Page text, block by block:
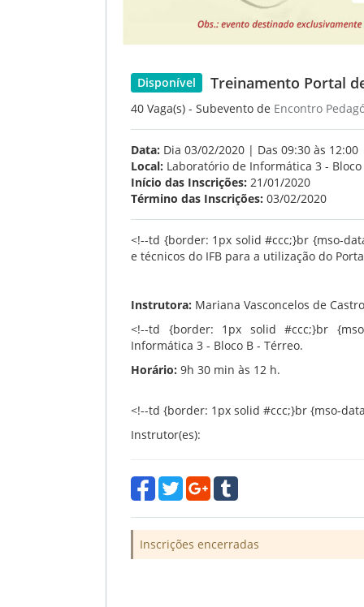
Disponível Treinamento Portal
40 Vaga(s) - Subevento de Encontro
Data: Dia 03/02/2020 | Das 09:30 às 12:00
Local: Laboratório de Informática 3 -
Início das Inscrições: 21/01/2020
Término das Inscrições: 03/02/2020
<!--td {border: 1px solid #ccc;}br {mso-
e técnicos do IFB para a utilização do
Instrutora: Mariana Vasconcelos de Castro
<!--td {border: 1px solid #ccc;}br {mso-
Informática 3 - Bloco B - Térreo.
Horário: 9h 30 min às 12 h.
<!--td {border: 1px solid #ccc;}br {mso-
Instrutor(es):
Inscrições encerradas